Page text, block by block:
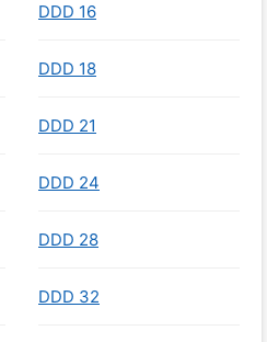
DDD 16
DDD 18
DDD 21
DDD 24
DDD 28
DDD 32